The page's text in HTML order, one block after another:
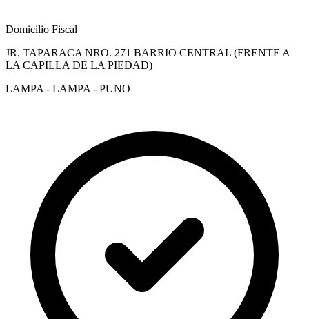
Domicilio Fiscal
JR. TAPARACA NRO. 271 BARRIO CENTRAL (FRENTE A
LA CAPILLA DE LA PIEDAD)
LAMPA - LAMPA - PUNO